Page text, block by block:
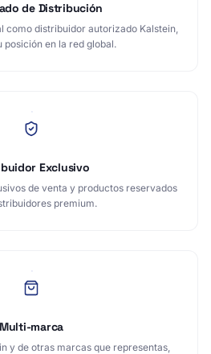
de Distribución
como distribuidor autorizado Kalstein,
posición en la red global.
Exclusivo
de venta y productos reservados
premium.
Multi-marca
y de otras marcas que representas,